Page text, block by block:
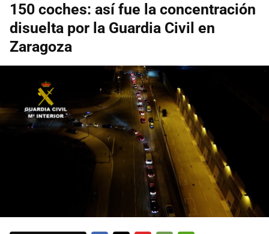
150 coches: así fue la concentración
disuelta por la Guardia Civil en
Zaragoza